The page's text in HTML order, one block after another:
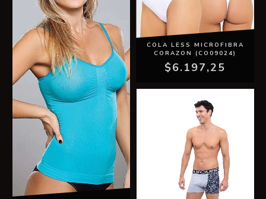
COLA LESS MICROFIBRA
CORAZON (CO09024)
$6.197,25